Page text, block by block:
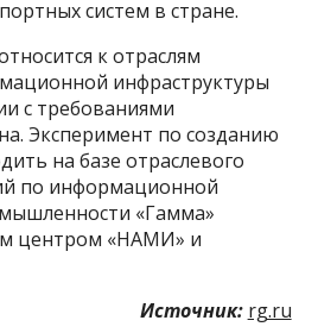
систем в стране.
к отраслям
инфраструктуры
с требованиями
Эксперимент по созданию
на базе отраслевого
по информационной
«Гамма»
центром «НАМИ» и
Источник: rg.ru